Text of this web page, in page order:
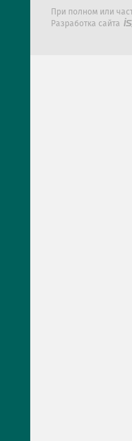
При полном или
Разработка сайта